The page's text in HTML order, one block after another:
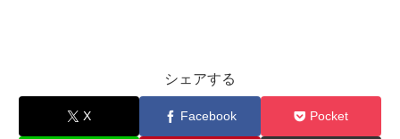
シェアする
X Facebook Pocket